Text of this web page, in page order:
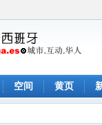
空间 黄页